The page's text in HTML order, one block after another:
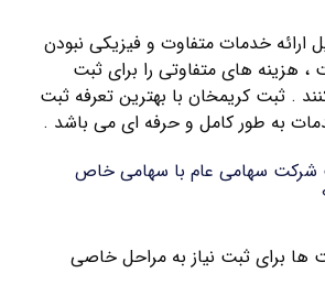
خدمات متفاوت و فیزیکی نبودن
، هزینه های متفاوتی را برای ثبت
. ثبت کریمخان با بهترین تعرفه ثبت
به طور کامل و حرفه ای می باشد .
شرکت سهامی عام با سهامی خاص
برای ثبت نیاز به مراحل خاصی